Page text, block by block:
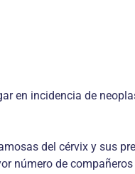
en incidencia de
del cérvix y sus
número de